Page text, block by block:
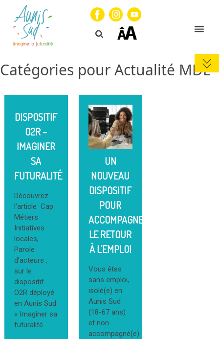
Catégories pour Actualité MDE
DISPOSITIF
O2R –
IMAGINER
SA
FUTURALITÉ
Découvrez
l’article Cap
Métiers
Initiatives
locales,
Parole
d’acteurs ,
sur le
dispositif
O2R déployé
en Aunis Sud.
« Imaginer sa
futuralité …
UN
NOUVEAU
DISPOSITIF
POUR
ACCOMPAGNER
LE RETOUR
À L’EMPLOI
Vous êtes
sans emploi,
isolé(e) en
Aunis Sud
(18-67 ans)
et non
accompagné(e)